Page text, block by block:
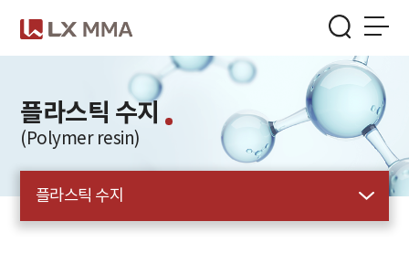
menu
/
플라스틱 수지
(Polymer resin)
플라스틱 수지